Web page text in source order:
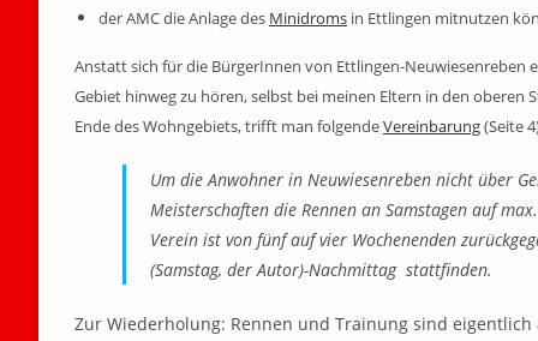
der AMC die Anlage des Minidroms in Ettlingen mitnutzen
Anstatt sich für die BürgerInnen von Ettlingen-Neuwiesenreben
Gebiet hinweg zu hören, selbst bei meinen Eltern in den oberen
Ende des Wohngebiets, trifft man folgendeVereinbarung(Seite
Um die Anwohner in Neuwiesenreben nicht über
Meisterschaften die Rennen an Samstagen auf
Verein ist von fünf auf vier Wochenenden
(Samstag, der Autor)-Nachmittag stattfinden.
Zur Wiederholung: Rennen und Trainung sind